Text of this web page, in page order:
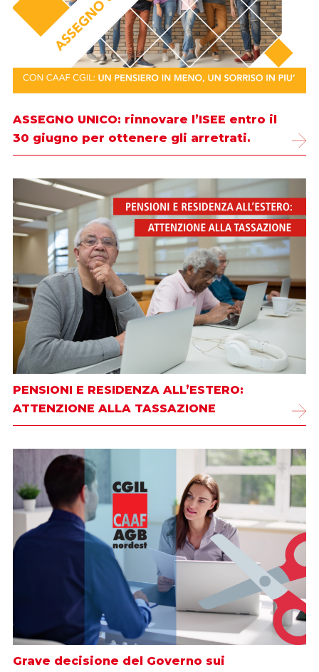
ASSEGNO UNICO: rinnovare l’ISEE entro il
30 giugno per ottenere gli arretrati.
PENSIONI E RESIDENZA ALL’ESTERO:
ATTENZIONE ALLA TASSAZIONE
Grave decisione del Governo sui